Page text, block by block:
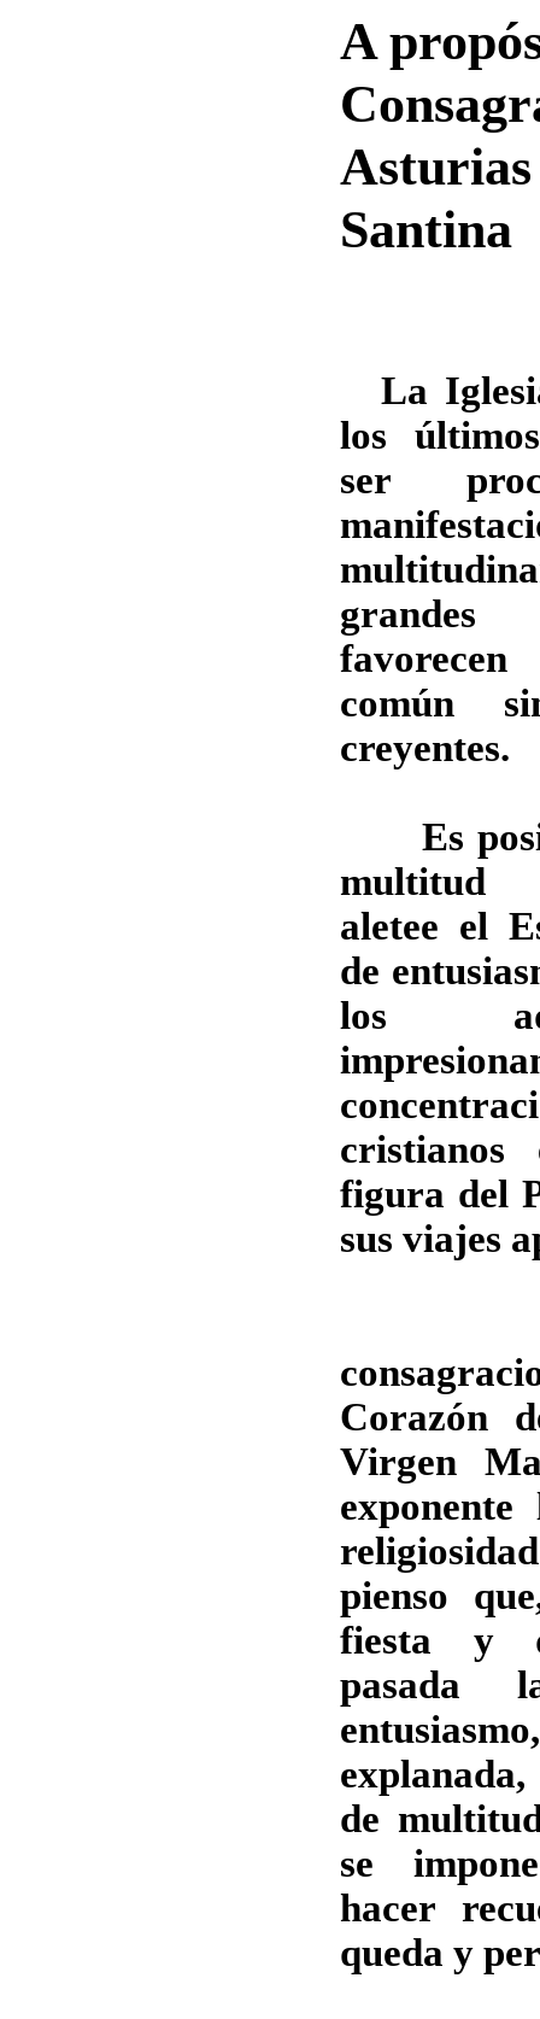
A
Santina
La
los
ser
grandes
común
creyentes.
Es
multitud
aletee el
de
los
figura del
sus viajes
Corazón
Virgen
pienso
fiesta y
pasada
de
se
hacer
queda y